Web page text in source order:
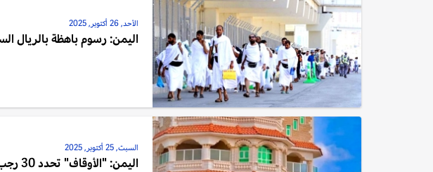
الأحد, 26 أكتوبر, 2025
اليمن: رسوم باهظة بالريال
السبت, 25 أكتوبر, 2025
اليمن: "الأوقاف" تحدد 30 رجب آخر موعد للتسجيل في موسم الحج القادم